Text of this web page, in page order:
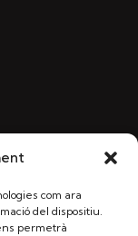
com ara
del dispositiu.
permetrà